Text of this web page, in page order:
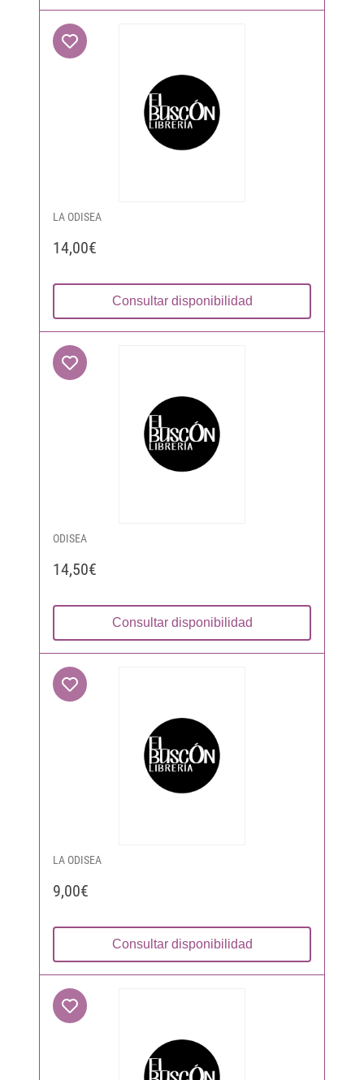
LA ODISEA
14,00€
Consultar disponibilidad
ODISEA
14,50€
Consultar disponibilidad
LA ODISEA
9,00€
Consultar disponibilidad